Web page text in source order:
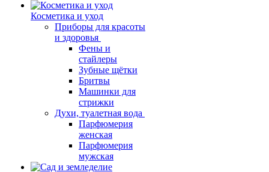
Косметика и уход
Приборы для красоты
и здоровья
Фены и
стайлеры
Зубные щётки
Бритвы
Машинки для
стрижки
Духи, туалетная вода
Парфюмерия
женская
Парфюмерия
мужская